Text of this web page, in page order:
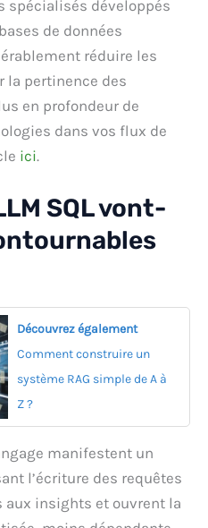
spécialisés développés
de données
réduire les
la pertinence des
en profondeur de
dans vos flux de
ici.
SQL vont-
Découvrez également
Comment construire un
système RAG simple de A à
Z ?
manifestent un
l’écriture des requêtes
aux insights et ouvrent la